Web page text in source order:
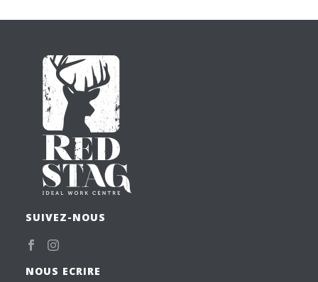
SUIVEZ-NOUS
NOUS ECRIRE